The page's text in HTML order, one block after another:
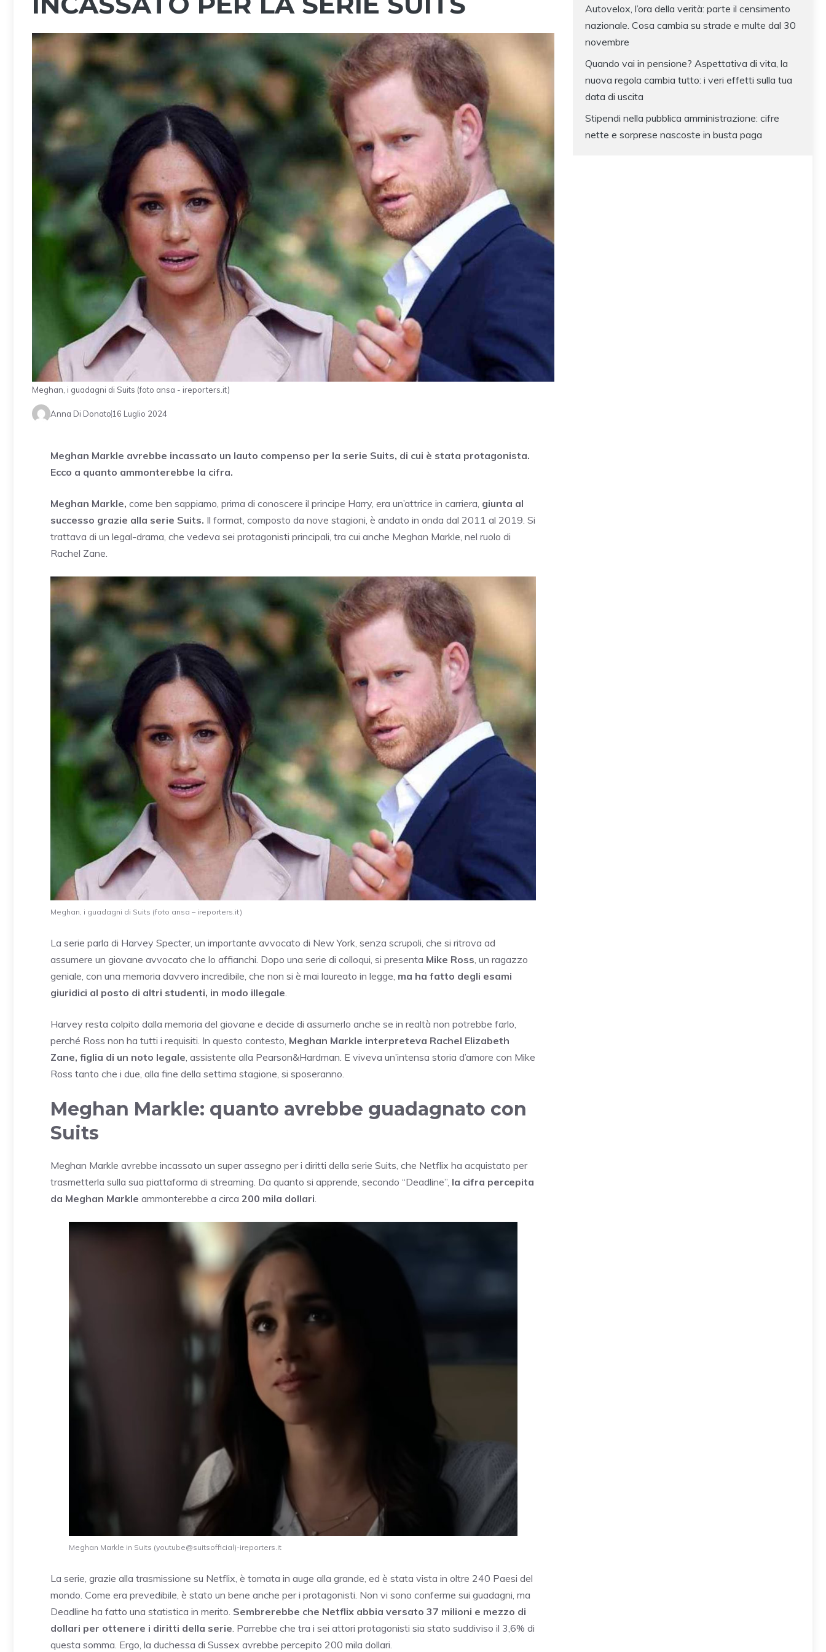
Meghan, i guadagni di Suits (foto ansa - ireporters.it)
Anna Di Donato 16 Luglio 2024
Meghan Markle avrebbe incassato un lauto compenso per la serie Suits, di cui è stata protagonista.
Ecco a quanto ammonterebbe la cifra.
Meghan Markle, come ben sappiamo, prima di conoscere il principe Harry, era un’attrice in carriera, giunta al
successo grazie alla serie Suits. Il format, composto da nove stagioni, è andato in onda dal 2011 al 2019. Si
trattava di un legal-drama, che vedeva sei protagonisti principali, tra cui anche Meghan Markle, nel ruolo di
Rachel Zane.
Meghan, i guadagni di Suits (foto ansa – ireporters.it)
La serie parla di Harvey Specter, un importante avvocato di New York, senza scrupoli, che si ritrova ad
assumere un giovane avvocato che lo affianchi. Dopo una serie di colloqui, si presenta Mike Ross , un ragazzo
geniale, con una memoria davvero incredibile, che non si è mai laureato in legge, ma ha fatto degli esami
giuridici al posto di altri studenti, in modo illegale
Harvey resta colpito dalla memoria del giovane e decide di assumerlo anche se in realtà non potrebbe farlo,
perché Ross non ha tutti i requisiti. In questo contesto, Meghan Markle interpreteva Rachel Elizabeth
Zane, figlia di un noto legale , assistente alla Pearson&Hardman. E viveva un’intensa storia d’amore con Mike
Ross tanto che i due, alla fine della settima stagione, si sposeranno.
Meghan Markle: quanto avrebbe guadagnato con
Suits
Meghan Markle avrebbe incassato un super assegno per i diritti della serie Suits, che Netflix ha acquistato per
trasmetterla sulla sua piattaforma di streaming. Da quanto si apprende, secondo “Deadline”, la cifra percepita
da Meghan Markle ammonterebbe a circa 200 mila dollari
Meghan Markle in Suits (youtube@suitsofficial)-ireporters.it
La serie, grazie alla trasmissione su Netflix, è tornata in auge alla grande, ed è stata vista in oltre 240 Paesi del
mondo. Come era prevedibile, è stato un bene anche per i protagonisti. Non vi sono conferme sui guadagni, ma
Deadline ha fatto una statistica in merito. Sembrerebbe che Netflix abbia versato 37 milioni e mezzo di
dollari per ottenere i diritti della serie . Parrebbe che tra i sei attori protagonisti sia stato suddiviso il 3,6% di
questa somma. Ergo, la duchessa di Sussex avrebbe percepito 200 mila dollari.
Autovelox, l’ora della verità: parte il censimento
nazionale. Cosa cambia su strade e multe dal 30
novembre
Quando vai in pensione? Aspettativa di vita, la
nuova regola cambia tutto: i veri effetti sulla tua
data di uscita
Stipendi nella pubblica amministrazione: cifre
nette e sorprese nascoste in busta paga